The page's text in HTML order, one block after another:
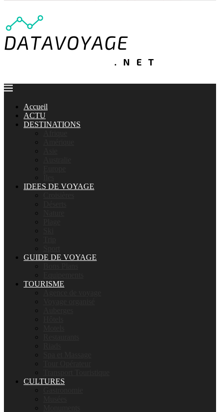
Accueil
ACTU
DESTINATIONS
IDEES DE VOYAGE
GUIDE DE VOYAGE
TOURISME
CULTURES